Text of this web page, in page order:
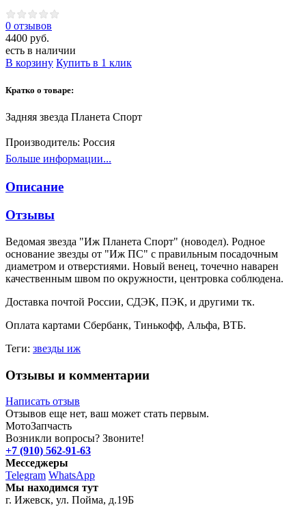
0 отзывов
4400 руб.
есть в наличии
В корзину Купить в 1 клик
Кратко о товаре:
Задняя звезда Планета Спорт
Производитель: Россия
Больше информации...
Описание
Отзывы
Ведомая звезда "Иж Планета Спорт" (новодел). Родное
основание звезды от "Иж ПС" с правильным посадочным
диаметром и отверстиями. Новый венец, точечно наварен
качественным швом по окружности, центровка соблюдена.
Доставка почтой России, СДЭК, ПЭК, и другими тк.
Оплата картами Сбербанк, Тинькофф, Альфа, ВТБ.
Теги: звезды иж
Отзывы и комментарии
Написать отзыв
Отзывов еще нет, ваш может стать первым.
МотоЗапчасть
Возникли вопросы? Звоните!
+7 (910) 562-91-63
Месседжеры
Telegram WhatsApp
Мы находимся тут
г. Ижевск, ул. Пойма, д.19Б